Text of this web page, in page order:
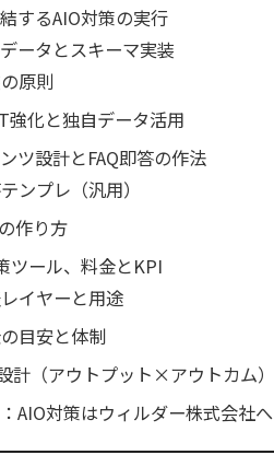
するAIO対策の実行
ータとスキーマ実装
原則
強化と独自データ活用
ツ設計とFAQ即答の作法
ンプレ（汎用）
作り方
ツール、料金とKPI
イヤーと用途
目安と体制
計（アウトプット×アウトカム）
AIO対策はウィルダー株式会社へ